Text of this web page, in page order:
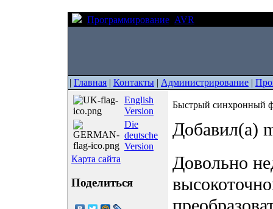
Программирование AVR
| Главная | Контакты | Администрирование |
English
Version
Die
deutsche
Version
Карта сайта
Поделиться
Быстрый синхронный
Добавил(а)
Довольно